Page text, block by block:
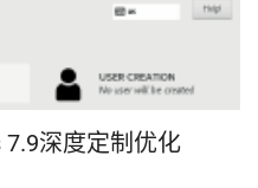
7.9深度定制优化